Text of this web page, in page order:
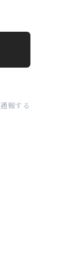
通報する